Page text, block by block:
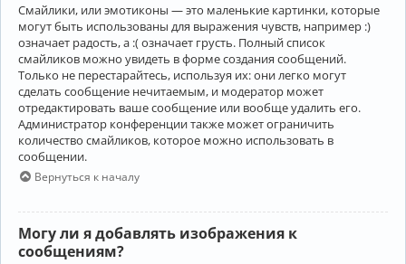
Смайлики, или эмотиконы — это маленькие картинки, которые
могут быть использованы для выражения чувств, например :)
означает радость, а :( означает грусть. Полный список
смайликов можно увидеть в форме создания сообщений.
Только не перестарайтесь, используя их: они легко могут
сделать сообщение нечитаемым, и модератор может
отредактировать ваше сообщение или вообще удалить его.
Администратор конференции также может ограничить
количество смайликов, которое можно использовать в
сообщении.
Вернуться к началу
Могу ли я добавлять изображения к
сообщениям?